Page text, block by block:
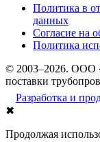
Политика в
данных
Согласие на
Политика
© 2003–2026. ООО
поставки
Разработка и
✖
Продолжая